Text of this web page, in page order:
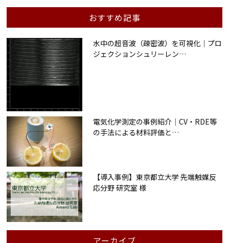
おすすめ記事
水中の超音波（疎密波）を可視化｜プロ
ジェクションシュリーレン…
電気化学測定の事例紹介｜CV・RDE等
の手法による材料評価と…
【導入事例】東京都立大学 先端触媒反
応分野 研究室 様
アーカイブ